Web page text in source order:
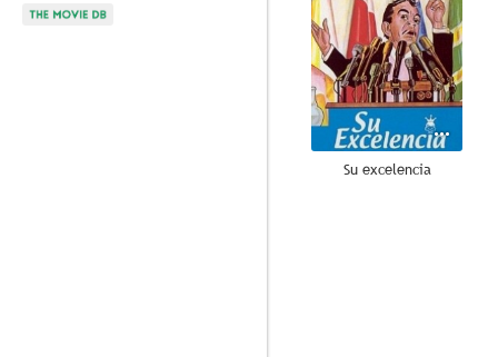
Su excelencia